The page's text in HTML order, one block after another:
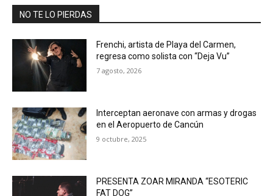
NO TE LO PIERDAS
Frenchi, artista de Playa del Carmen,
regresa como solista con “Deja Vu”
7 agosto, 2026
Interceptan aeronave con armas y drogas
en el Aeropuerto de Cancún
9 octubre, 2025
PRESENTA ZOAR MIRANDA “ESOTERIC
FAT DOG”